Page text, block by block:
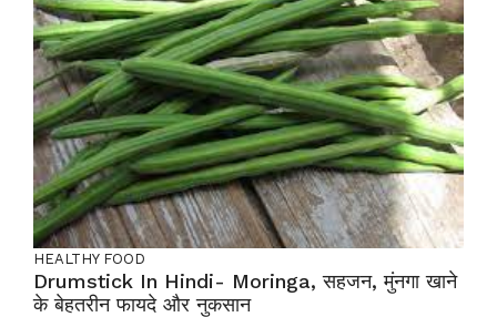
HEALTHY FOOD
Drumstick In Hindi- Moringa, सहजन, मुंनगा खाने
के बेहतरीन फायदे और नुकसान